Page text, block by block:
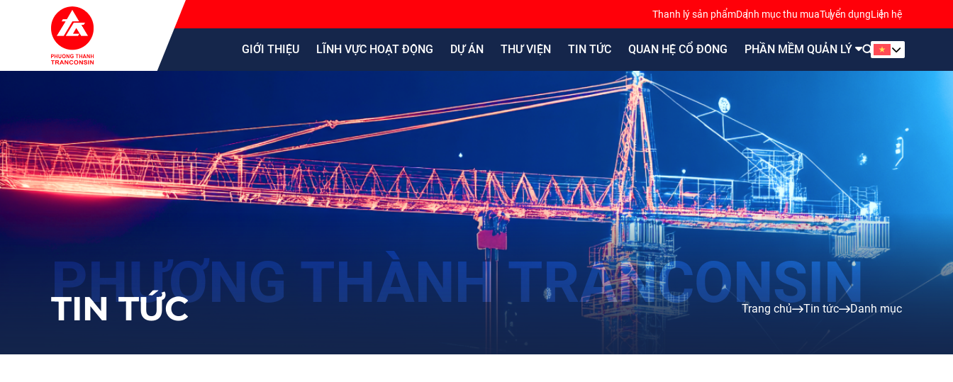
Thanh lý sản phẩmDanh mục thu muaTuyển dụngLiên hệ
GIỚI THIỆU LĨNH VỰC HOẠT ĐỘNG DỰ ÁN THƯ VIỆN TIN TỨC QUAN HỆ CỔ ĐÔNG PHẦN MỀM QUẢN LÝ
TIN TỨC Trang chủ Tin tức Danh mục